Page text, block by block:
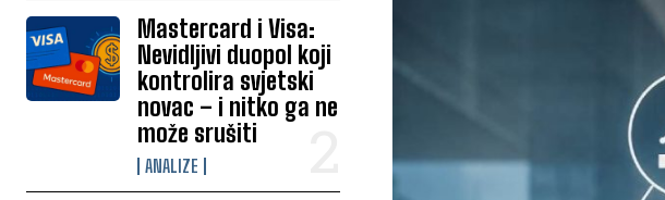
Mastercard i Visa:
Nevidljivi duopol koji
kontrolira svjetski
novac – i nitko ga ne
može srušiti
ANALIZE